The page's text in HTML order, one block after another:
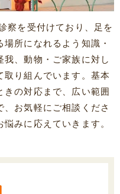
察を受付けており、足を
所になれるよう知識・
、動物・ご家族に対し
り組んでいます。基本
の対応まで、広い範囲
お気軽にご相談くださ
みに応えていきます。